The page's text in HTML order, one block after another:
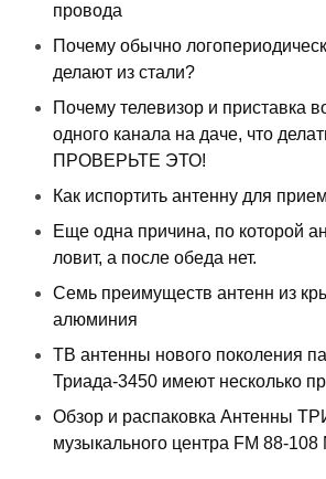
провода
Почему обычно
делают из стали?
Почему телевизор и приставка
одного канала на даче, что
ПРОВЕРЬТЕ ЭТО!
Как испортить антенну для
Еще одна причина, по которой
ловит, а после обеда нет.
Семь преимуществ антенн из
алюминия
ТВ антенны нового поколения
Триада-3450 имеют несколько
Обзор и распаковка Антенны
музыкального центра FM 88-108